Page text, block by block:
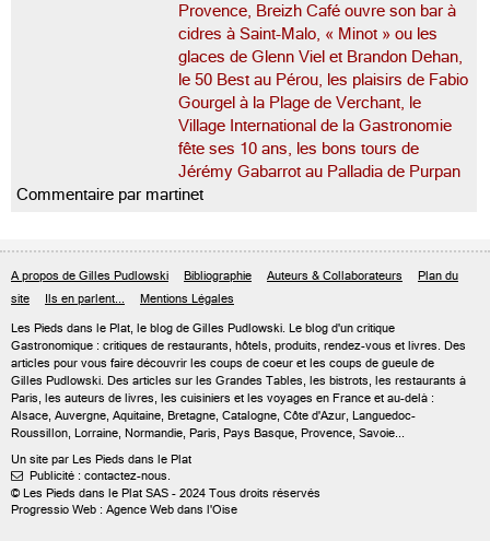
Provence, Breizh Café ouvre son bar à
cidres à Saint-Malo, « Minot » ou les
glaces de Glenn Viel et Brandon Dehan,
le 50 Best au Pérou, les plaisirs de Fabio
Gourgel à la Plage de Verchant, le
Village International de la Gastronomie
fête ses 10 ans, les bons tours de
Jérémy Gabarrot au Palladia de Purpan
Commentaire par martinet
A propos de Gilles Pudlowski Bibliographie Auteurs & Collaborateurs
Plan du
site
Ils en parlent... Mentions Légales
Les Pieds dans le Plat, le blog de Gilles Pudlowski. Le blog d'un critique
Gastronomique : critiques de restaurants, hôtels, produits, rendez-vous et livres. Des
articles pour vous faire découvrir les coups de coeur et les coups de gueule de
Gilles Pudlowski. Des articles sur les Grandes Tables, les bistrots, les restaurants à
Paris, les auteurs de livres, les cuisiniers et les voyages en France et au-delà :
Alsace, Auvergne, Aquitaine, Bretagne, Catalogne, Côte d'Azur, Languedoc-
Roussillon, Lorraine, Normandie, Paris, Pays Basque, Provence, Savoie...
Un site par Les Pieds dans le Plat
 Publicité : contactez-nous.
© Les Pieds dans le Plat SAS - 2024 Tous droits réservés
Progressio Web : Agence Web dans l'Oise